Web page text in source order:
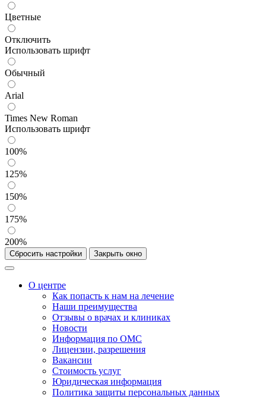
Цветные
Отключить
Использовать шрифт
Обычный
Arial
Times New Roman
Использовать шрифт
100%
125%
150%
175%
200%
Сбросить настройки Закрыть окно
О центре
Как попасть к нам на лечение
Наши преимущества
Отзывы о врачах и клиниках
Новости
Информация по ОМС
Лицензии, разрешения
Вакансии
Стоимость услуг
Юридическая информация
Политика защиты персональных данных